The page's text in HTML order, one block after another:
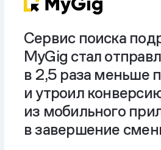
Сервис поиска
MyGig стал
в 2,5 раза меньше
иутроил
из мобильного
в завершение